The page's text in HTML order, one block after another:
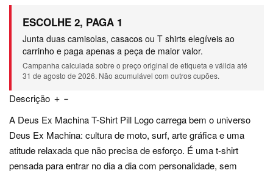
ESCOLHE 2, PAGA 1
Junta duas camisolas, casacos ou T shirts elegíveis ao
carrinho e paga apenas a peça de maior valor.
Campanha calculada sobre o preço original de etiqueta e válida até
31 de agosto de 2026. Não acumulável com outros cupões.
Descrição
A Deus Ex Machina T-Shirt Pill Logo carrega bem o universo
Deus Ex Machina: cultura de moto, surf, arte gráfica e uma
atitude relaxada que não precisa de esforço. É uma t-shirt
pensada para entrar no dia a dia com personalidade, sem